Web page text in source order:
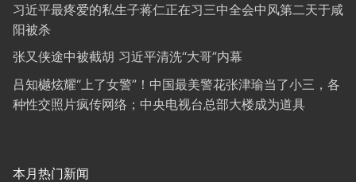
习近平最疼爱的私生子蒋仁正在习三中全会中风第二天于咸
阳被杀
张又侠途中被截胡 习近平清洗“大哥”内幕
吕知樾炫耀“上了女警”！中国最美警花张津瑜当了小三，各
种性交照片疯传网络；中央电视台总部大楼成为道具
本月热门新闻